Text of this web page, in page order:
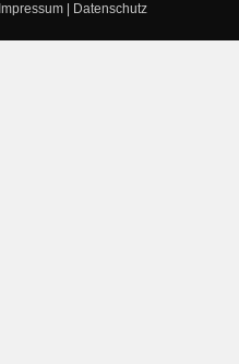
Impressum Datenschutz